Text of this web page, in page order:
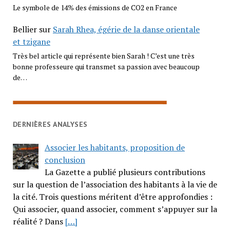
Le symbole de 14% des émissions de CO2 en France
Belliersur Sarah Rhea, égérie de la danse orientale
et tzigane
Très bel article qui représente bien Sarah ! C’est une très
bonne professeure qui transmet sa passion avec beaucoup
de…
DERNIÈRES ANALYSES
Associer les habitants, proposition de
conclusion
La Gazette a publié plusieurs contributions
sur la question de l’association des habitants à la vie de
la cité. Trois questions méritent d’être approfondies :
Qui associer, quand associer, comment s’appuyer sur la
réalité ? Dans […]